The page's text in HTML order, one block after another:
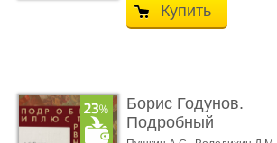
Купить
Борис Годунов.
Подробный